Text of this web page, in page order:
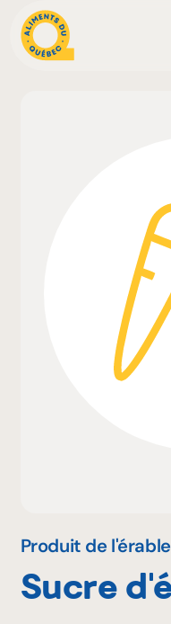
À propos
Produit de
Sucre